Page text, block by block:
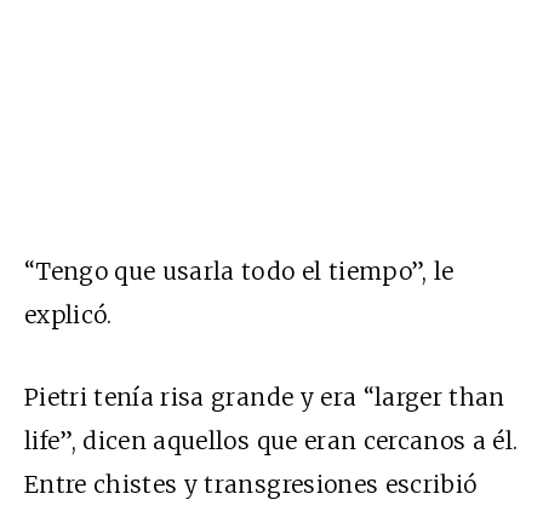
“Tengo que usarla todo el tiempo”, le
explicó.
Pietri tenía risa grande y era “larger than
life”, dicen aquellos que eran cercanos a él.
Entre chistes y transgresiones escribió